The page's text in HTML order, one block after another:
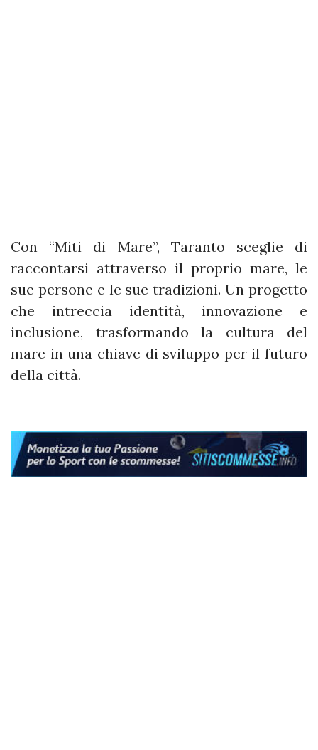
Con “Miti di Mare”, Taranto sceglie di
raccontarsi attraverso il proprio mare, le
sue persone e le sue tradizioni. Un progetto
che intreccia identità, innovazione e
inclusione, trasformando la cultura del
mare in una chiave di sviluppo per il futuro
della città.